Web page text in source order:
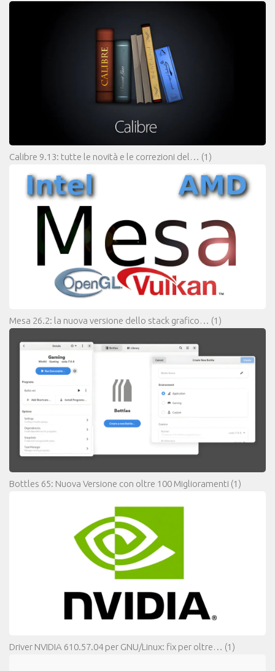
Calibre 9.13: tutte le novità e le correzioni del… (1)
Mesa 26.2: la nuova versione dello stack grafico… (1)
Bottles 65: Nuova Versione con oltre 100 Miglioramenti (1)
Driver NVIDIA 610.57.04 per GNU/Linux: fix per oltre… (1)